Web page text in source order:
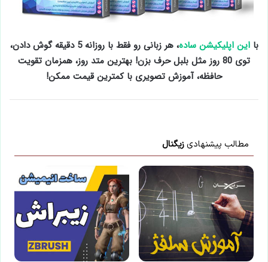
بااین اپلیکیشن ساده
، هر زبانی رو فقط با روزانه 5 دقیقه گوش دادن،
توی 80 روز مثل بلبل حرف بزن! بهترین متد روز، همزمان تقویت
حافظه، آموزش تصویری با کمترین قیمت ممکن!